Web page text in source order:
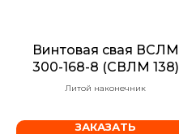
Винтовая свая ВСЛМ
300-168-8 (СВЛМ 138)
Литой наконечник
ЗАКАЗАТЬ